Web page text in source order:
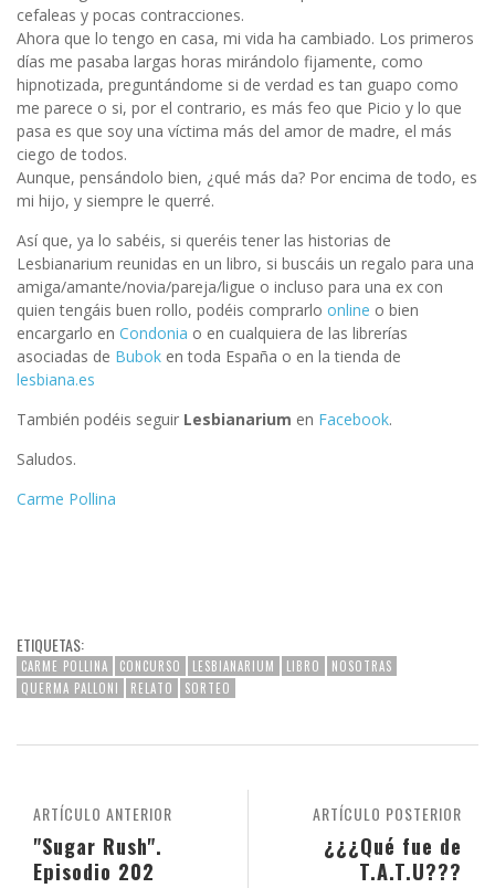
cefaleas y pocas contracciones.
Ahora que lo tengo en casa, mi vida ha cambiado. Los primeros
días me pasaba largas horas mirándolo fijamente, como
hipnotizada, preguntándome si de verdad es tan guapo como
me parece o si, por el contrario, es más feo que Picio y lo que
pasa es que soy una víctima más del amor de madre, el más
ciego de todos.
Aunque, pensándolo bien, ¿qué más da? Por encima de todo, es
mi hijo, y siempre le querré.
Así que, ya lo sabéis, si queréis tener las historias de
Lesbianarium reunidas en un libro, si buscáis un regalo para una
amiga/amante/novia/pareja/ligue o incluso para una ex con
quien tengáis buen rollo, podéis comprarlo online o bien
encargarlo en Condonia o en cualquiera de las librerías
asociadas de Bubok en toda España o en la tienda de
lesbiana.es
También podéis seguir Lesbianarium en Facebook.
Saludos.
Carme Pollina
ETIQUETAS:
CARME POLLINA CONCURSO LESBIANARIUM LIBRO
NOSOTRAS
QUERMA PALLONI
RELATO SORTEO
ARTÍCULO POSTERIOR
¿¿¿Qué fue de
T.A.T.U???
ARTÍCULO ANTERIOR
"Sugar Rush".
Episodio 202